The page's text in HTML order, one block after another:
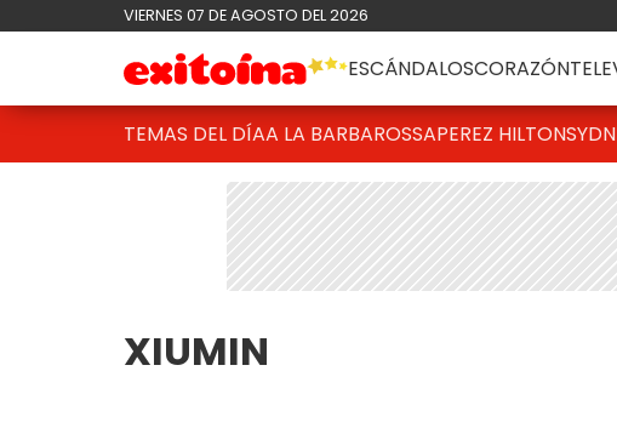
VIERNES 07 DE AGOSTO DEL 2026
ESCÁNDALOSCORAZÓN
TEMAS DEL DÍAA LA BARBAROSSAPEREZ HILTON
XIUMIN